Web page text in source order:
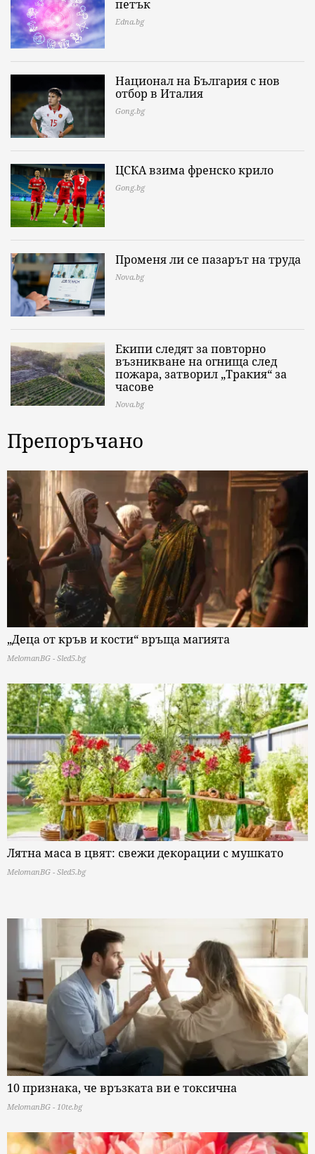
петък
Edna.bg
Национал на България с нов
отбор в Италия
Gong.bg
ЦСКА взима френско крило
Gong.bg
Променя ли се пазарът на труда
Nova.bg
Екипи следят за повторно
възникване на огнища след
пожара, затворил „Тракия“ за
часове
Nova.bg
Препоръчано
„Деца от кръв и кости“ връща магията
MelomanBG - Sled5.bg
Лятна маса в цвят: свежи декорации с мушкато
MelomanBG - Sled5.bg
10 признака, че връзката ви е токсична
MelomanBG - 10te.bg